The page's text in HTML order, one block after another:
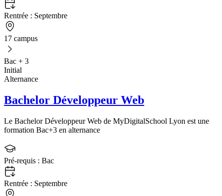
Rentrée : Septembre
17 campus
Bac + 3
Initial
Alternance
Bachelor Développeur Web
Le Bachelor Développeur Web de MyDigitalSchool Lyon est une
formation Bac+3 en alternance
Pré-requis : Bac
Rentrée : Septembre